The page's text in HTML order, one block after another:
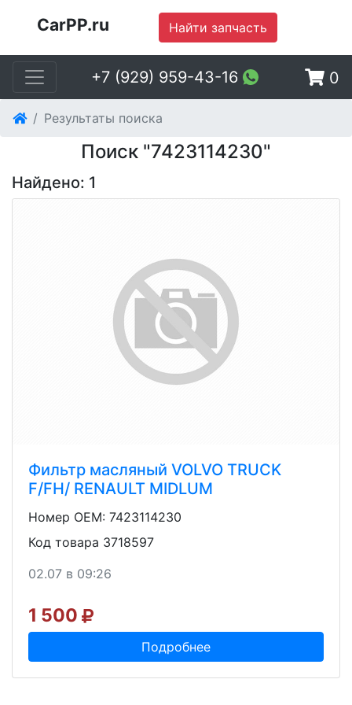
CarPP.ru Найти запчасть
+7 (929) 959-43-16 0
Результаты поиска
Поиск "7423114230"
Найдено: 1
Фильтр масляный VOLVO TRUCK
F/FH/ RENAULT MIDLUM
Номер OEM: 7423114230
Код товара 3718597
02.07 в 09:26
1 500
Подробнее